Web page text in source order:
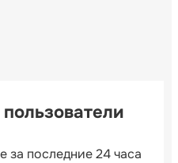
за последние 24 часа